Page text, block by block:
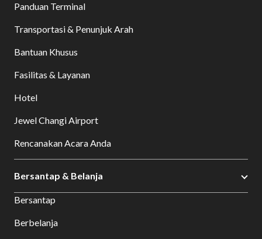
Panduan Terminal
Transportasi & Penunjuk Arah
Bantuan Khusus
Fasilitas & Layanan
Hotel
Jewel Changi Airport
Rencanakan Acara Anda
Bersantap & Belanja
Bersantap
Berbelanja